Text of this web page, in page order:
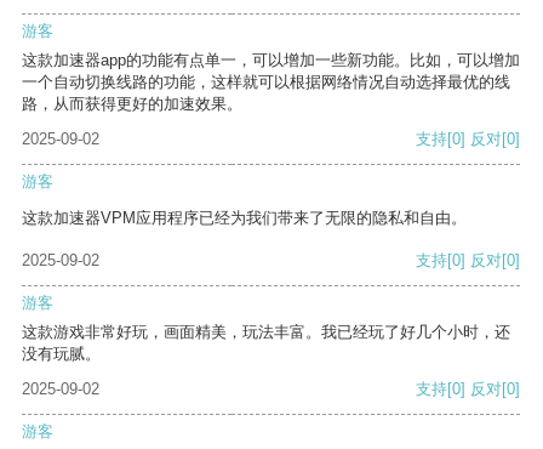
游客
这款加速器app的功能有点单一，可以增加一些新功能。比如，可以增加
一个自动切换线路的功能，这样就可以根据网络情况自动选择最优的线
路，从而获得更好的加速效果。
2025-09-02
支持[0] 反对[0]
游客
这款加速器VPM应用程序已经为我们带来了无限的隐私和自由。
2025-09-02 支持[0] 反对[0]
游客
这款游戏非常好玩，画面精美，玩法丰富。我已经玩了好几个小时，还
没有玩腻。
2025-09-02
支持[0] 反对[0]
游客